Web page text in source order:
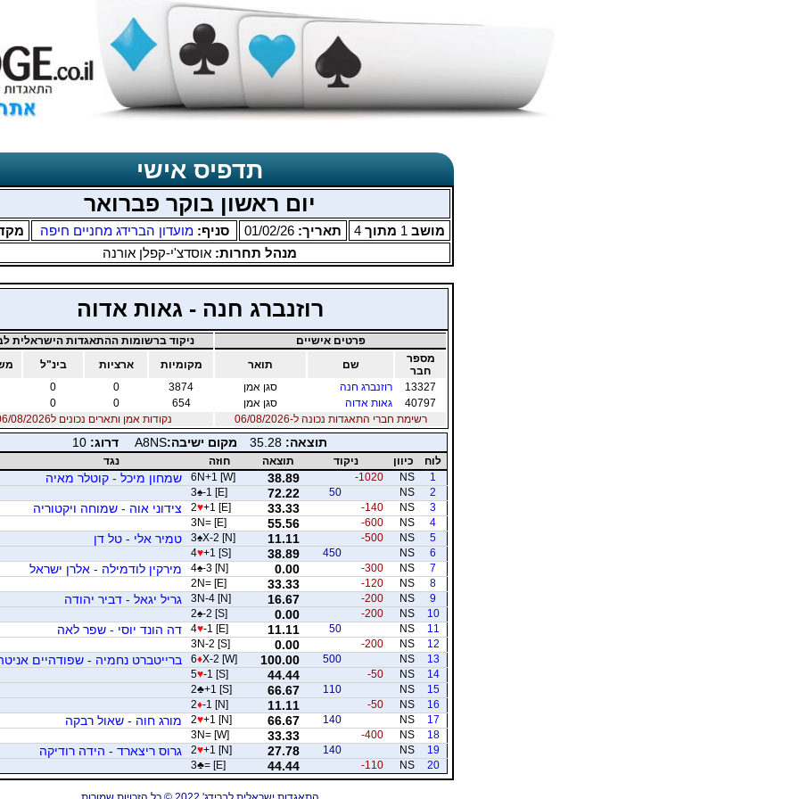
תדפיס אישי
יום ראשון בוקר פברואר
מושב 1 מתוך 4 תאריך: 01/02/26 סניף:מועדון הברידג מחניים חיפה
מנהל תחרות: אוסדצ'י-קפלן אורנה
רוזנברג חנה - גאות אדוה
פרטים אישיים
ניקוד ברשומות ההתאגדות הישראלית
מספר
חבר
שם תואר מקומיות ארציות בינ"ל
13327
רוזנברג חנה סגן אמן 3874
0
0
40797
גאות אדוה סגן אמן 654
0
0
רשימת חברי התאגדות נכונה ל-06/08/2026
נקודות אמן ותארים נכונים ל06/08/2026
תוצאה: 35.28 מקום ישיבה:A8NS דרוג: 10
לוח כיוון ניקוד תוצאה חוזה
נגד
1
NS
-1020
38.89
6N+1 [W] שמחון מיכל - קוטלר מאיה
2
NS
50
72.22
3♠-1 [E]
3
NS
-140
33.33
2♥+1 [E] צידוני אוה - שמוחה ויקטוריה
4
NS
-600
55.56
3N= [E]
5
NS
-500
11.11
3♠X-2 [N] טמיר אלי - טל דן
6
NS
450
38.89
4♥+1 [S]
7
NS
-300
0.00
4♠-3 [N] מירקין לודמילה - אלרן ישראל
8
NS
-120
33.33
2N= [E]
9
NS
-200
16.67
3N-4 [N] גריל יגאל - דביר יהודה
10
NS
-200
0.00
2♠-2 [S]
11
NS
50
11.11
4♥-1 [E] דה הונד יוסי - שפר לאה
12
NS
-200
0.00
3N-2 [S]
13
NS
500
100.00
6♦X-2 [W] ברייטברט נחמיה - שפודהיים
14
NS
-50
44.44
5♥-1 [S]
15
NS
110
66.67
2♣+1 [S]
16
NS
-50
11.11
2♦-1 [N]
17
NS
140
66.67
2♥+1 [N] מורג חוה - שאול רבקה
18
NS
-400
33.33
3N= [W]
19
NS
140
27.78
2♥+1 [N] גרוס ריצארד - הידה רודיקה
20
NS
-110
44.44
3♣= [E]